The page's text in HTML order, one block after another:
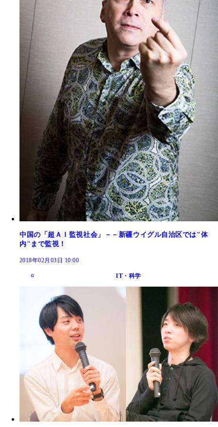
中国の「超ＡＩ監視社会」－－新疆ウイグル自治区では"体
内"まで監視！
2018年02月03日 10:00
IT・科学